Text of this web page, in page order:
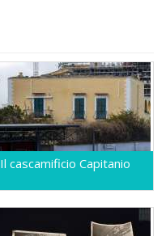
Il cascamificio Capitanio